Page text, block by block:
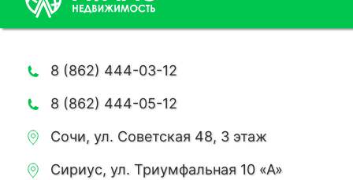
8 (862) 444-03-12
8 (862) 444-05-12
Сочи, ул. Советская 48, 3 этаж
Сириус, ул. Триумфальная 10 «А»